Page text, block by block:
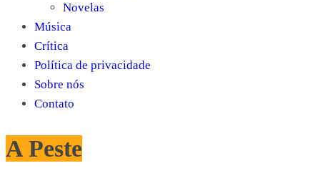
Novelas
Música
Crítica
Política de privacidade
Sobre nós
Contato
A Peste